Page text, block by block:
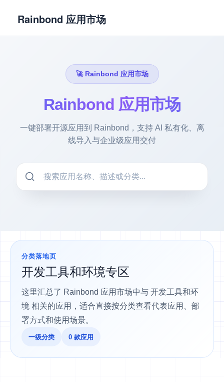
Rainbond 应用市场
🚀 Rainbond 应用市场
Rainbond 应用市场
一键部署开源应用到 Rainbond，支持 AI 私有化、离
线导入与企业级应用交付
分类落地页
开发工具和环境专区
这里汇总了 Rainbond 应用市场中与 开发工具和环
境 相关的应用，适合直接按分类查看代表应用、部
署方式和使用场景。
一级分类 0 款应用